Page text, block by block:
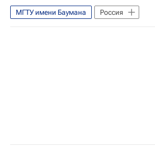
Российская академия наук
Космос
Космос - РИА Наука
МГТУ имени Баумана
Россия
Валерий Фальков
Владимир Путин